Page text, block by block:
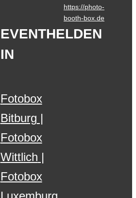
https://photo-
booth-box.de
EVENTHELDEN
IN
Fotobox
Bitburg
Fotobox
Wittlich
Fotobox